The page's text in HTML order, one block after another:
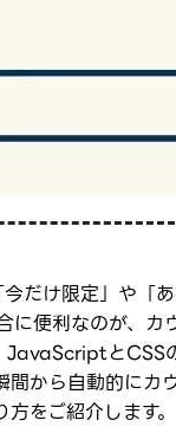
だけ限定」や「あ
に便利なのが、カ
JavaScriptとCSS
間から自動的にカ
をご紹介します。